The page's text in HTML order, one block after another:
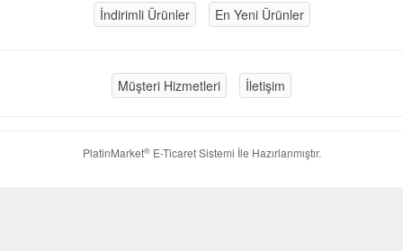
İndirimli Ürünler En Yeni Ürünler
Müşteri Hizmetleri İletişim
PlatinMarket®E-Ticaret Sistemi İle Hazırlanmıştır.